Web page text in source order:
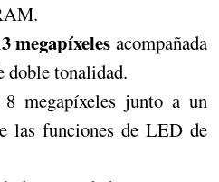
megapíxeles acompañada
doble tonalidad.
megapíxeles junto a un
las funciones de LED de